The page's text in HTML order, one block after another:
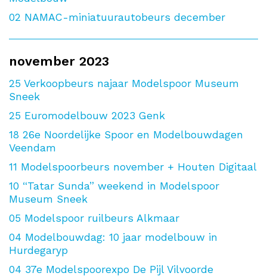
02 NAMAC-miniatuurautobeurs december
november 2023
25 Verkoopbeurs najaar Modelspoor Museum
Sneek
25 Euromodelbouw 2023 Genk
18 26e Noordelijke Spoor en Modelbouwdagen
Veendam
11 Modelspoorbeurs november + Houten Digitaal
10 “Tatar Sunda” weekend in Modelspoor
Museum Sneek
05 Modelspoor ruilbeurs Alkmaar
04 Modelbouwdag: 10 jaar modelbouw in
Hurdegaryp
04 37e Modelspoorexpo De Pijl Vilvoorde